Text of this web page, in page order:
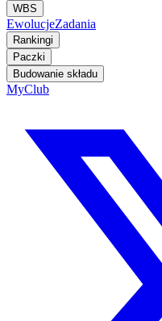
WBS
EwolucjeZadania
Rankingi
Paczki
Budowanie składu
MyClub